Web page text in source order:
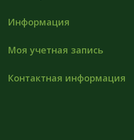
Информация
Моя учетная запись
Контактная информация